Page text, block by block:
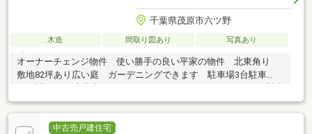
千葉県茂原市六ツ野
木造 間取り図あり 写真あり
オーナーチェンジ物件 使い勝手の良い平家の物件 北東角り
敷地82坪あり広い庭 ガーデニングできます 駐車場3台駐車
便利
中古売戸建住宅